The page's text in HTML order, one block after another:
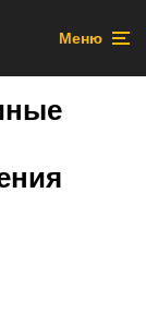
Меню